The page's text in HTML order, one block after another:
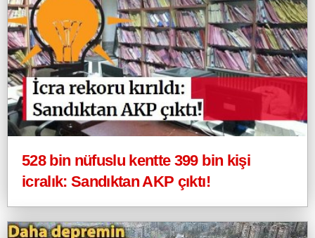
528 bin nüfuslu kentte 399 bin kişi
icralık: Sandıktan AKP çıktı!